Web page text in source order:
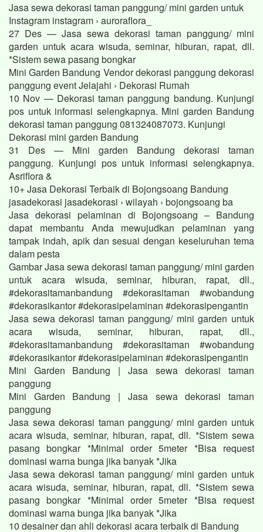
Jasa sewa dekorasi taman panggung/ mini garden untuk
Instagram instagram › auroraflora_
27 Des — Jasa sewa dekorasi taman panggung/ mini
garden untuk acara wisuda, seminar, hiburan, rapat, dll.
*Sistem sewa pasang bongkar
Mini Garden Bandung Vendor dekorasi panggung dekorasi
panggung event Jelajahi › Dekorasi Rumah
10 Nov — Dekorasi taman panggung bandung. Kunjungi
pos untuk informasi selengkapnya. Mini garden Bandung
dekorasi taman panggung 081324087073. Kunjungi
Dekorasi mini garden Bandung
31 Des — Mini garden Bandung dekorasi taman
panggung. Kunjungi pos untuk informasi selengkapnya.
Asriflora &
10+ Jasa Dekorasi Terbaik di Bojongsoang Bandung
jasadekorasi jasadekorasi › wilayah › bojongsoang ba
Jasa dekorasi pelaminan di Bojongsoang – Bandung
dapat membantu Anda mewujudkan pelaminan yang
tampak indah, apik dan sesuai dengan keseluruhan tema
dalam pesta
Gambar Jasa sewa dekorasi taman panggung/ mini garden
untuk acara wisuda, seminar, hiburan, rapat, dll.,
#dekorasitamanbandung #dekorasitaman #wobandung
#dekorasikantor #dekorasipelaminan #dekorasipengantin
Jasa sewa dekorasi taman panggung/ mini garden untuk
acara wisuda, seminar, hiburan, rapat, dll.,
#dekorasitamanbandung #dekorasitaman #wobandung
#dekorasikantor #dekorasipelaminan #dekorasipengantin
Mini Garden Bandung | Jasa sewa dekorasi taman
panggung
Mini Garden Bandung | Jasa sewa dekorasi taman
panggung
Jasa sewa dekorasi taman panggung/ mini garden untuk
acara wisuda, seminar, hiburan, rapat, dll. *Sistem sewa
pasang bongkar *Minimal order 5meter *Bisa request
dominasi warna bunga jika banyak *Jika
Jasa sewa dekorasi taman panggung/ mini garden untuk
acara wisuda, seminar, hiburan, rapat, dll. *Sistem sewa
pasang bongkar *Minimal order 5meter *Bisa request
dominasi warna bunga jika banyak *Jika
10 desainer dan ahli dekorasi acara terbaik di Bandung